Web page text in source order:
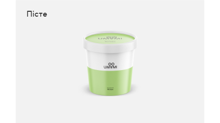
Пісте